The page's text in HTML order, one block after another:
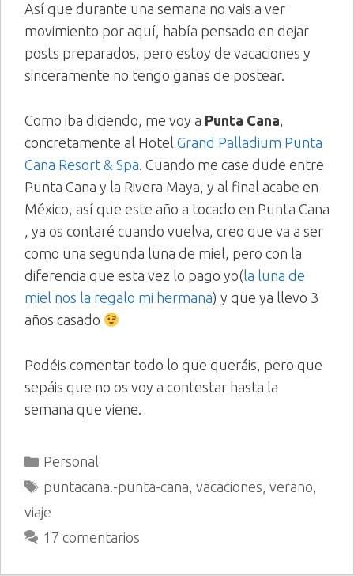
Así que durante una semana no vais a ver
movimiento por aquí, había pensado en dejar
posts preparados, pero estoy de vacaciones y
sinceramente no tengo ganas de postear.
Como iba diciendo, me voy a Punta Cana,
concretamente al Hotel Grand Palladium Punta
Cana Resort & Spa. Cuando me case dude entre
Punta Cana y la Rivera Maya, y al final acabe en
México, así que este año a tocado en Punta Cana
, ya os contaré cuando vuelva, creo que va a ser
como una segunda luna de miel, pero con la
diferencia que esta vez lo pago yo(la luna de
miel nos la regalo mi hermana) y que ya llevo 3
años casado
Podéis comentar todo lo que queráis, pero que
sepáis que no os voy a contestar hasta la
semana que viene.
Categorías
Personal
Etiquetas
puntacana.-punta-cana, vacaciones, verano,
viaje
17 comentarios